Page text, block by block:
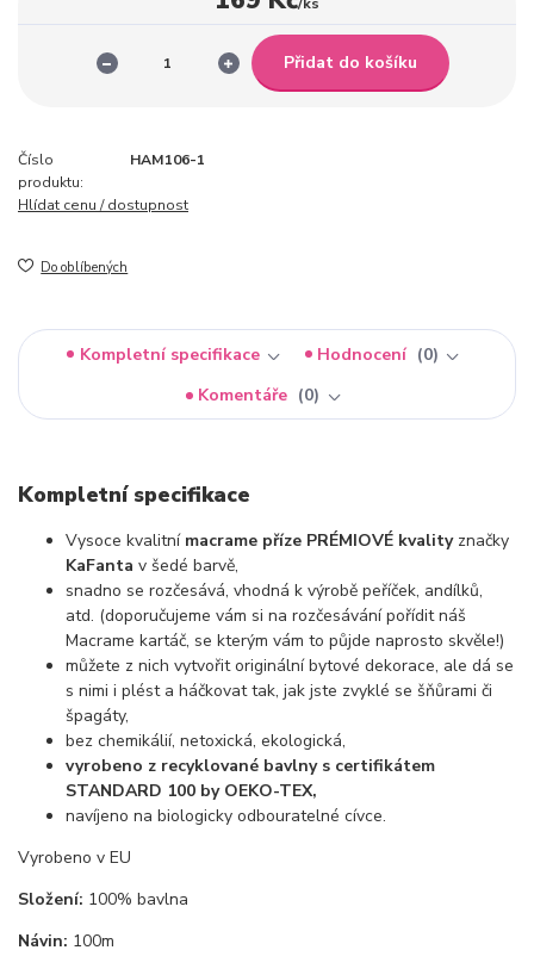
Přidat do košíku
Číslo
produktu:
HAM106-1
Hlídat cenu / dostupnost
Do oblíbených
Kompletní specifikace Hodnocení
0
Komentáře
0
Kompletní specifikace
Vysoce kvalitní macrame příze PRÉMIOVÉ kvalityznačky
KaFanta v šedé barvě,
snadno se rozčesává, vhodná k výrobě peříček, andílků,
atd. (doporučujeme vám si na rozčesávání pořídit náš
Macrame kartáč, se kterým vám to půjde naprosto skvěle!)
můžete z nich vytvořit originální bytové dekorace, ale dá se
s nimi i plést a háčkovat tak, jak jste zvyklé se šňůrami či
špagáty,
bez chemikálií, netoxická, ekologická,
vyrobeno z recyklované bavlny s certifikátem
STANDARD 100 by OEKO-TEX,
navíjeno na biologicky odbouratelné cívce.
Vyrobeno v EU
Složení: 100% bavlna
Návin: 100m